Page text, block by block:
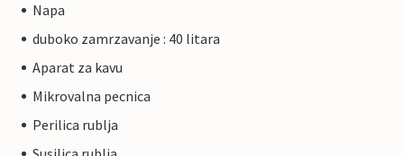
Napa
duboko zamrzavanje : 40 litara
Aparat za kavu
Mikrovalna pecnica
Perilica rublja